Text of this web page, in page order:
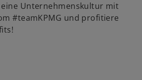
Unternehmenskultur mit
#teamKPMG und profitiere